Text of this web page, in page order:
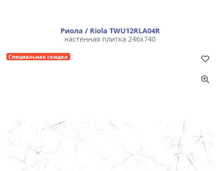
Риола / Riola TWU12RLA04R
настенная плитка 246x740
Специальная скидка